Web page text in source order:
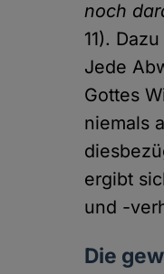
noch
11).
Jede
Gottes
niemals
ergibt
und -
Die